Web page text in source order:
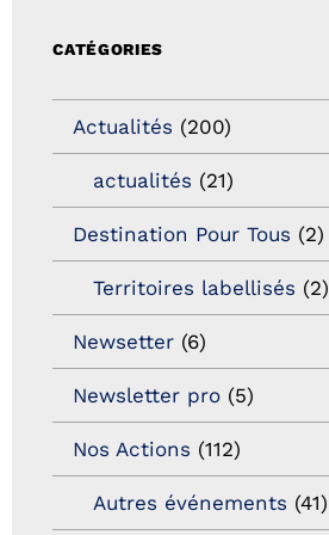
CATÉGORIES
Actualités (200)
actualités (21)
Destination Pour Tous (2)
Territoires labellisés (2)
Newsetter (6)
Newsletter pro (5)
Nos Actions (112)
Autres événements (41)